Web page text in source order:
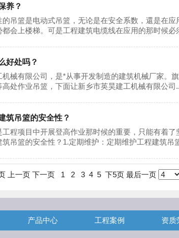
养？
篮是电动式吊篮，无论是在安全系数，還是在应
会上楼梯。可是工程建筑电缆线在应用的那时候必
好处吗？
械有限公司，是*从事开发制造的建筑机械厂家。
处作业吊篮，下面让新乡市英昊建工机械有限公司
筑吊篮的安全性？
工程项目中开展登高作业那时候的重要，只能有着
吊篮的安全性？1.定期维护：定期维护工程建筑吊
上一页 下一页 1 2 3 4 5 下5页 最后一页
产品中心 工程案例 资质